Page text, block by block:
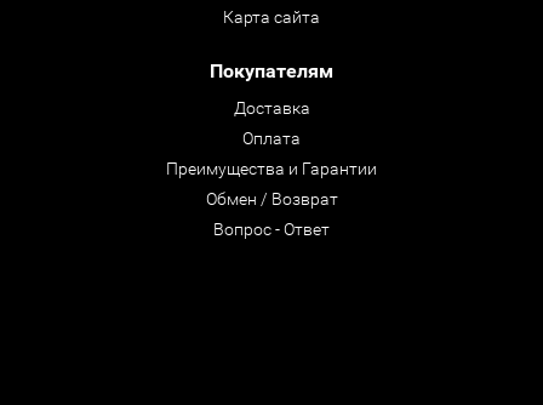
Карта сайта
Покупателям
Доставка
Оплата
Преимущества и Гарантии
Обмен / Возврат
Вопрос - Ответ